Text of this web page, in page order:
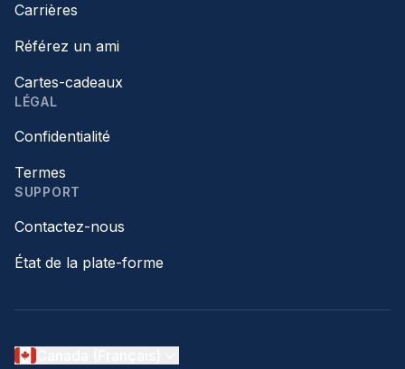
Carrières
Référez un ami
Cartes-cadeaux
LÉGAL
Confidentialité
Termes
SUPPORT
Contactez-nous
État de la plate-forme